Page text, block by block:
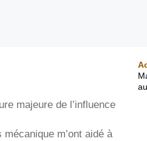
majeure de l’influence
m’ont aidé à